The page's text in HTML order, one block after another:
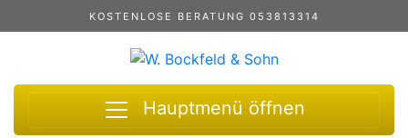
KOSTENLOSE BERATUNG 053813314
Hauptmenü öffnen